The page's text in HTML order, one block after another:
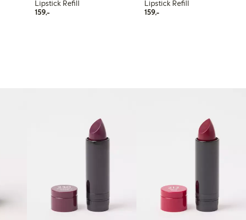
Lipstick Refill
159,-159,00 kr
Lipstick Refill
159,-159,00 kr